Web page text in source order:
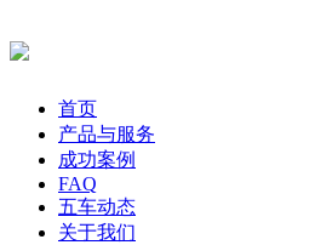
首页
产品与服务
成功案例
FAQ
五车动态
关于我们